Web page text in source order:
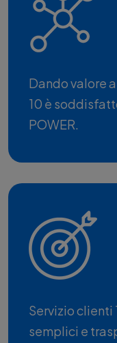
Dando valore
10 è
POWER.
Servizio
semplici e